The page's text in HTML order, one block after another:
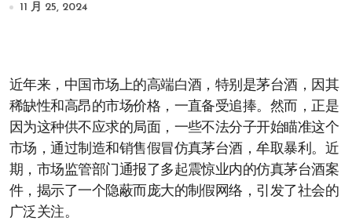
11 月 25, 2024
近年来，中国市场上的高端白酒，特别是茅台酒，因其
稀缺性和高昂的市场价格，一直备受追捧。然而，正是
因为这种供不应求的局面，一些不法分子开始瞄准这个
市场，通过制造和销售假冒仿真茅台酒，牟取暴利。近
期，市场监管部门通报了多起震惊业内的仿真茅台酒案
件，揭示了一个隐蔽而庞大的制假网络，引发了社会的
广泛关注。